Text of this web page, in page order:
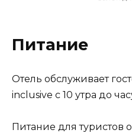
Питание
Отель обслуживает
inclusive с 10 утра до
Питание для туристов